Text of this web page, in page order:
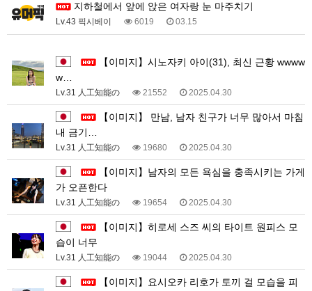
지하철에서 앞에 앉은 여자랑 눈 마주치기
Lv.43 픽시베이 6019 03.15
w…
Lv.31 人工知能の 21552 2025.04.30
내 금기…
Lv.31 人工知能の 19680 2025.04.30
가 오픈한다
Lv.31 人工知能の 19654 2025.04.30
습이 너무
Lv.31 人工知能の 19044 2025.04.30